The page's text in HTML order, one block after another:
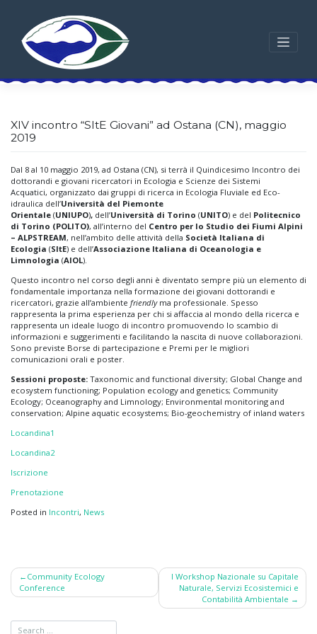
XIV incontro “SItE Giovani” ad Ostana (CN), maggio
2019
Dal 8 al 10 maggio 2019, ad Ostana (CN), si terrà il Quindicesimo Incontro dei
dottorandi e giovani ricercatori in Ecologia e Scienze dei Sistemi
Acquatici, organizzato dai gruppi di ricerca in Ecologia Fluviale ed Eco-
idraulica dell’Università del Piemonte
Orientale (UNIUPO), dell’Università di Torino (UNITO) e del Politecnico
di Torino (POLITO), all’interno del Centro per lo Studio dei Fiumi Alpini
– ALPSTREAM, nell’ambito delle attività della Società Italiana di
Ecologia (SItE) e dell’Associazione Italiana di Oceanologia e
Limnologia (AIOL).
Questo incontro nel corso degli anni è diventato sempre più un elemento di
fondamentale importanza nella formazione dei giovani dottorandi e
ricercatori, grazie all’ambiente friendlyma professionale. Spesso
rappresenta la prima esperienza per chi si affaccia al mondo della ricerca e
rappresenta un ideale luogo di incontro promuovendo lo scambio di
informazioni e suggerimenti e facilitando la nascita di nuove collaborazioni.
Sono previste Borse di partecipazione e Premi per le migliori
comunicazioni orali e poster.
Sessioni proposte: Taxonomic and functional diversity; Global Change and
ecosystem functioning; Population ecology and genetics; Community
Ecology; Oceanography and Limnology; Environmental monitoring and
conservation; Alpine aquatic ecosystems; Bio-geochemistry of inland waters
Locandina1
Locandina2
Iscrizione
Prenotazione
Posted in Incontri, News
Post
navigation
Community Ecology
Conference
I Workshop Nazionale su Capitale
Naturale, Servizi Ecosistemici e
Contabilità Ambientale​